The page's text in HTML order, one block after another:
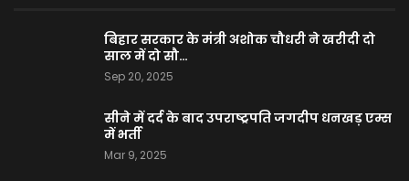
बिहार सरकार के मंत्री अशोक चौधरी ने खरीदी दो
साल में दो सौ…
Sep 20, 2025
सीने में दर्द के बाद उपराष्ट्रपति जगदीप धनखड़ एम्स
में भर्ती
Mar 9, 2025